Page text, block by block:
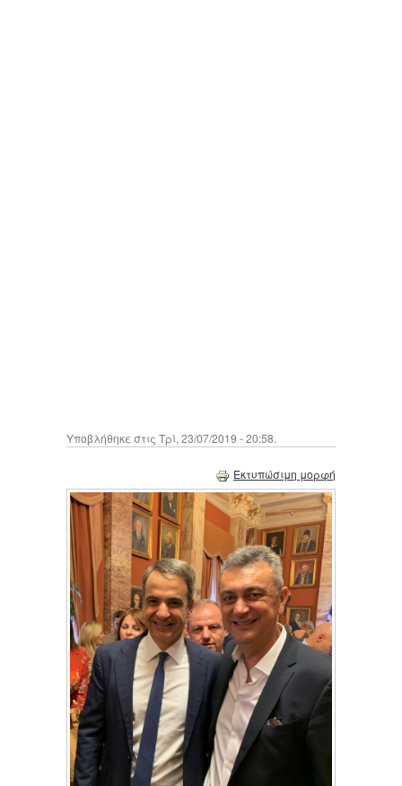
Υποβλήθηκε στις Τρί, 23/07/2019 - 20:58.
Εκτυπώσιμη μορφή